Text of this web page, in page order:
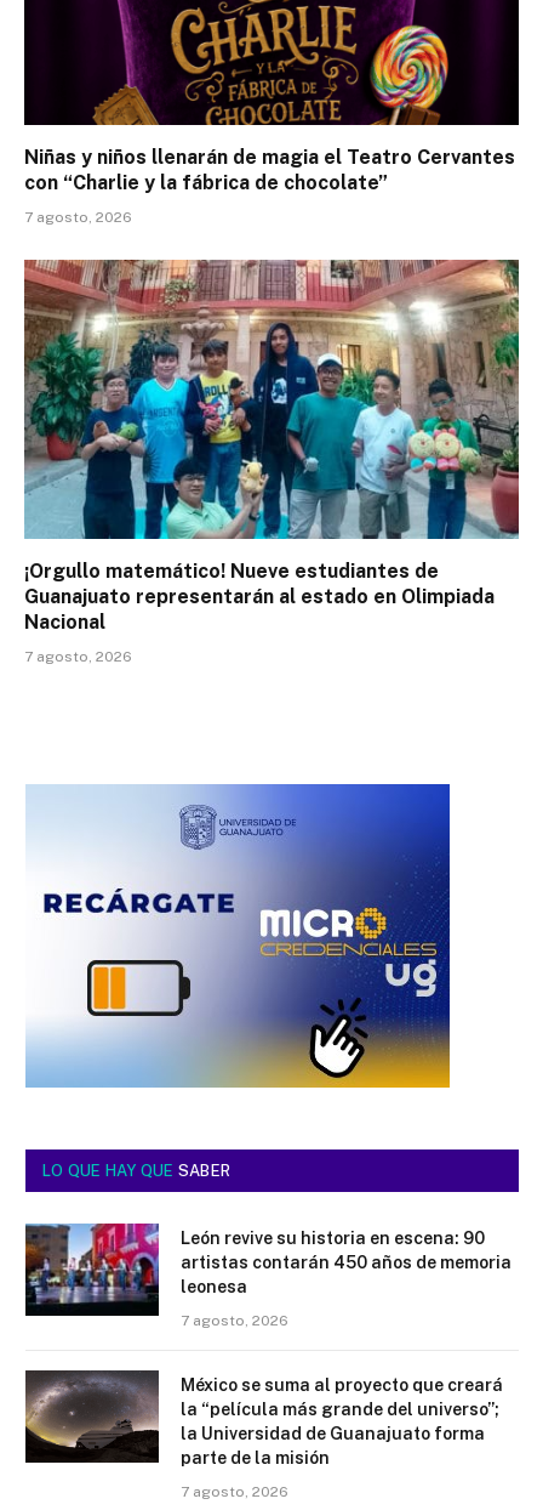
Niñas y niños llenarán de magia el Teatro Cervantes
con “Charlie y la fábrica de chocolate”
7 agosto, 2026
¡Orgullo matemático! Nueve estudiantes de
Guanajuato representarán al estado en Olimpiada
Nacional
7 agosto, 2026
LO QUE HAY QUE SABER
León revive su historia en escena: 90
artistas contarán 450 años de memoria
leonesa
7 agosto, 2026
México se suma al proyecto que creará
la “película más grande del universo”;
la Universidad de Guanajuato forma
parte de la misión
7 agosto, 2026